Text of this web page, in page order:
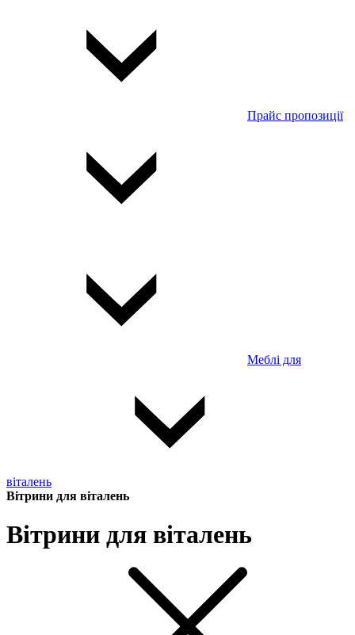
Прайс пропозиції
Меблі для
віталень
Вітрини для віталень
Вітрини для віталень